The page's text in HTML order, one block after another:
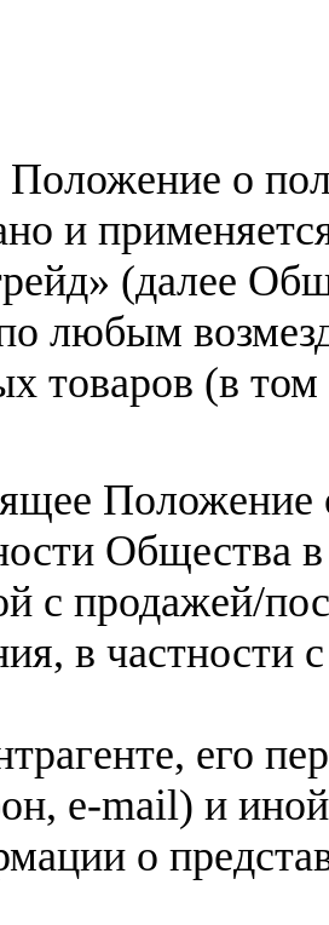
о
и
(далее
любым
товаров (в
Положение
Общества
с продажей/
в частности
его
e-mail) и
о